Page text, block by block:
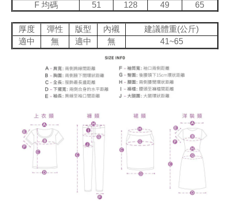
F 均碼
51 128 49 65
厚度 彈性 版型 內襯
建議體重(公斤)
適中
無 適中 無 41~65